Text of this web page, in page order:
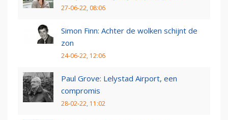
27-06-22, 08:06
Simon Finn: Achter de wolken schijnt de
zon
24-06-22, 12:06
Paul Grove: Lelystad Airport, een
compromis
28-02-22, 11:02